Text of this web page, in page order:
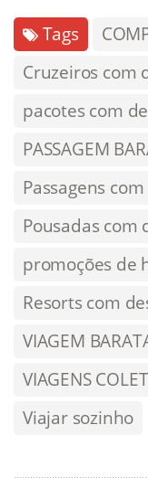
Tags
Cruzeiros com
pacotes com
PASSAGEM
Passagens
Pousadas com
promoções de
Resorts com
VIAGEM
VIAGENS
Viajar sozinho